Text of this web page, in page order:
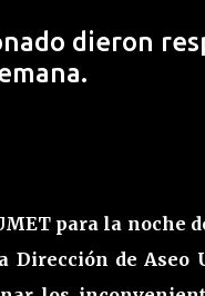
dieron
para la noche
Dirección de Aseo